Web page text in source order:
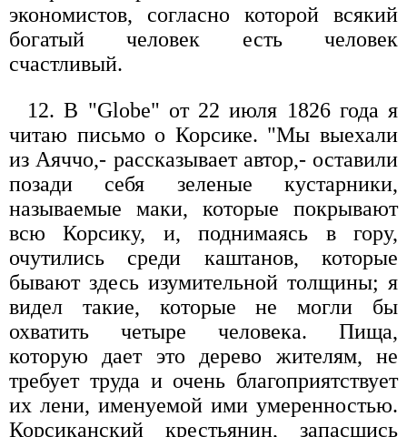
экономистов, согласно которой всякий
богатый человек есть человек
счастливый.
12. В "Globe" от 22 июля 1826 года я
читаю письмо о Корсике. "Мы выехали
из Аяччо,- рассказывает автор,- оставили
позади себя зеленые кустарники,
называемые маки, которые покрывают
всю Корсику, и, поднимаясь в гору,
очутились среди каштанов, которые
бывают здесь изумительной толщины; я
видел такие, которые не могли бы
охватить четыре человека. Пища,
которую дает это дерево жителям, не
требует труда и очень благоприятствует
их лени, именуемой ими умеренностью.
Корсиканский крестьянин, запасшись